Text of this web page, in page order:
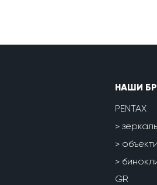
НАШИ
PENTAX
GR